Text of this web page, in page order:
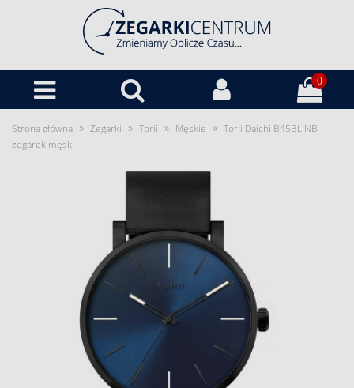
0
Strona główna » Zegarki » Torii » Męskie » Torii Daichi B45BL.NB -
zegarek męski